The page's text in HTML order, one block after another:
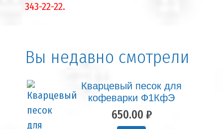
343-22-22.
Вы недавно смотрели
Кварцевый песок для
кофеварки Ф1КфЭ
650.00 ₽